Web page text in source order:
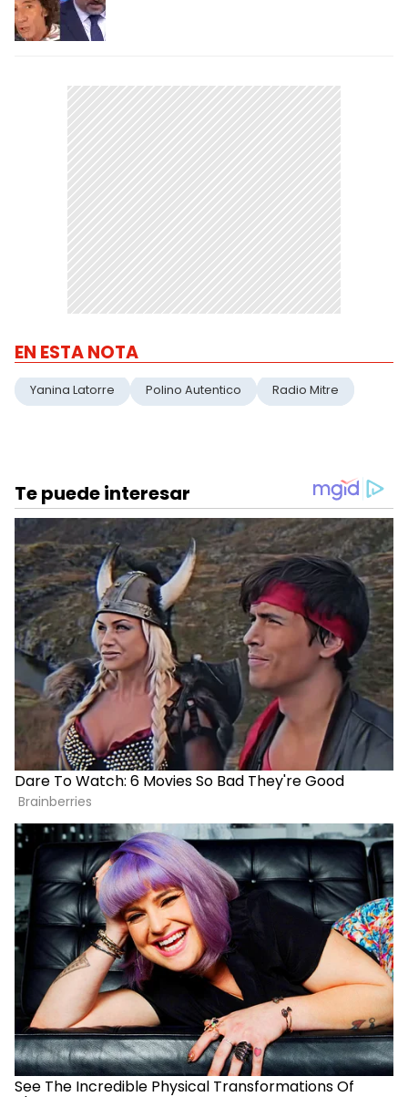
EN ESTA NOTA
Yanina Latorre Polino Autentico Radio Mitre